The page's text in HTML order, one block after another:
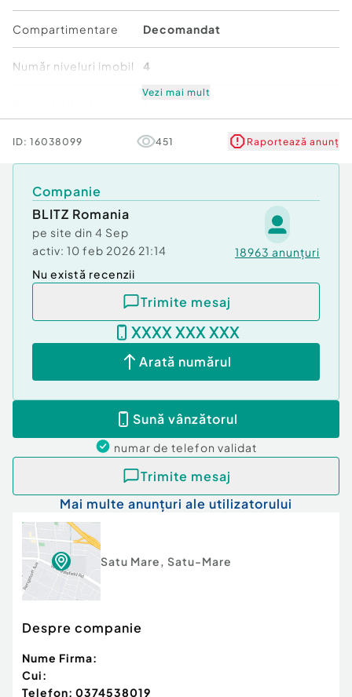
Apartamentul este potrivit pentru o familie mică
sau un cuplu, fiind situat într-o zonă liniștită și
accesibilă.
Va asteptam la vizionare!
Cod ofertă / ID BLITZ: P133437
Confort:1
Tip imobil:Bloc de apartamente
Compartimentare Decomandat
Număr niveluri imobil 4
Stare Bună
Vezi mai mult
ID: 16038099 451 Raportează anunț
Companie
BLITZ Romania
pe site din 4 Sep
activ: 10 feb 2026 21:14 18963 anunțuri
Nu există recenzii
Trimite mesaj
XXXX XXX XXX
Arată numărul
Sună vânzătorul
numar de telefon validat
Trimite mesaj
Mai multe anunțuri ale utilizatorului
Satu Mare, Satu-Mare
Despre companie
Nume Firma:
Cui:
Telefon: 0374538019